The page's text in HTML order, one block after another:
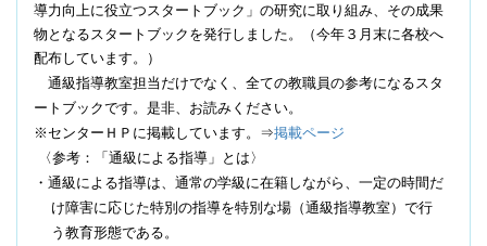
導力向上に役立つスタートブック」の研究に取り組み、その成果
物となるスタートブックを発行しました。（今年３月末に各校へ
配布しています。）
通級指導教室担当だけでなく、全ての教職員の参考になるスタ
ートブックです。是非、お読みください。
※センターＨＰに掲載しています。⇒掲載ページ
〈参考：「通級による指導」とは〉
・通級による指導は、通常の学級に在籍しながら、一定の時間だ
け障害に応じた特別の指導を特別な場（通級指導教室）で行
う教育形態である。